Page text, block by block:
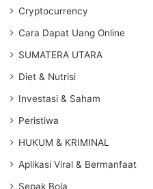
Cryptocurrency
Cara Dapat Uang Online
SUMATERA UTARA
Diet & Nutrisi
Investasi & Saham
Peristiwa
HUKUM & KRIMINAL
Aplikasi Viral & Bermanfaat
Sepak Bola